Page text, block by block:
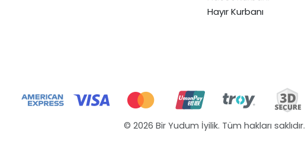
Hayır Kurbanı
© 2026 Bir Yudum İyilik. Tüm hakları saklıdır.